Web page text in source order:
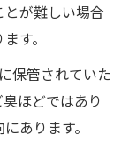
が難しい場合
す。
保管されていた
ほどではあり
あります。